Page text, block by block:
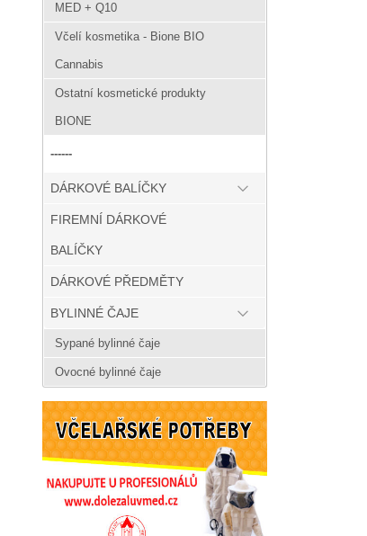
MED + Q10
Včelí kosmetika - Bione BIO
Cannabis
Ostatní kosmetické produkty
BIONE
------
DÁRKOVÉ BALÍČKY
FIREMNÍ DÁRKOVÉ
BALÍČKY
DÁRKOVÉ PŘEDMĚTY
BYLINNÉ ČAJE
Sypané bylinné čaje
Ovocné bylinné čaje